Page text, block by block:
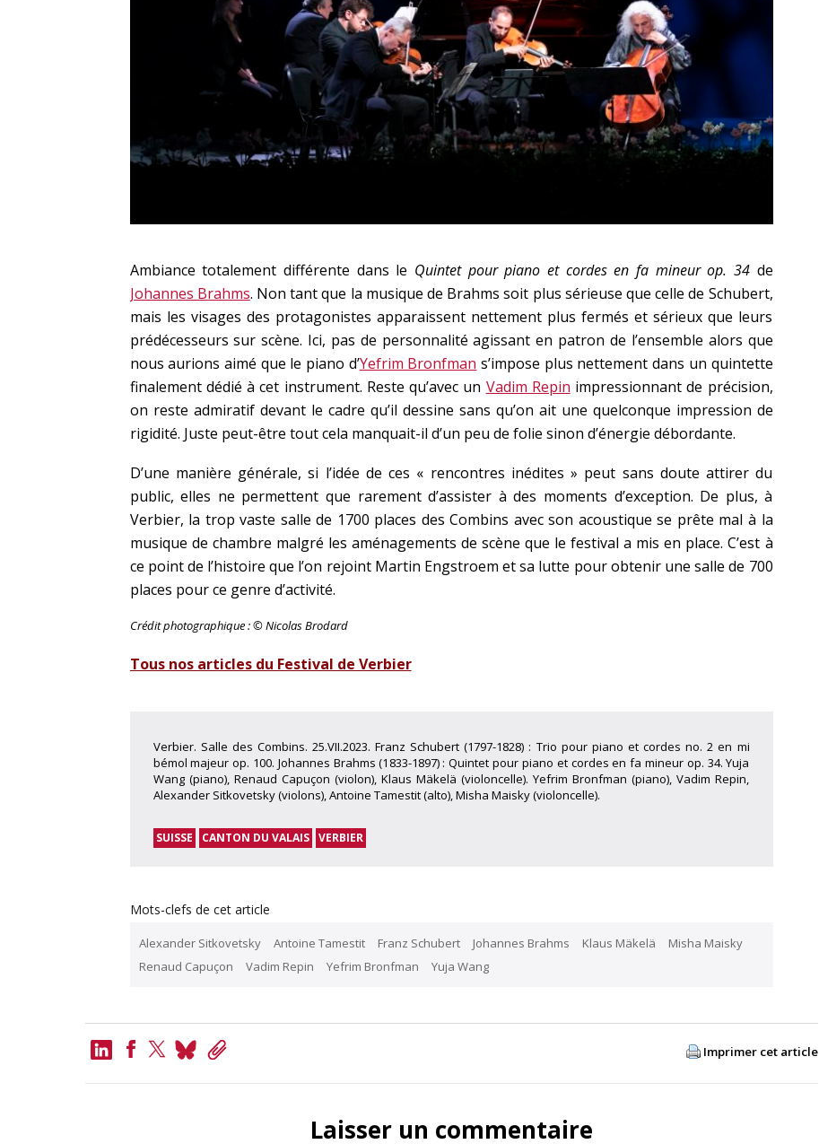
Ambiance totalement différente dans le Quintet pour piano et cordes en fa mineur op. 34de
Johannes Brahms. Non tant que la musique de Brahms soit plus sérieuse que celle de Schubert,
mais les visages des protagonistes apparaissent nettement plus fermés et sérieux que leurs
prédécesseurs sur scène. Ici, pas de personnalité agissant en patron de l’ensemble alors que
nous aurions aimé que le piano d’Yefrim Bronfman s’impose plus nettement dans un quintette
finalement dédié à cet instrument. Reste qu’avec un Vadim Repin impressionnant de précision,
on reste admiratif devant le cadre qu’il dessine sans qu’on ait une quelconque impression de
rigidité. Juste peut-être tout cela manquait-il d’un peu de folie sinon d’énergie débordante.
D’une manière générale, si l’idée de ces « rencontres inédites » peut sans doute attirer du
public, elles ne permettent que rarement d’assister à des moments d’exception. De plus, à
Verbier, la trop vaste salle de 1700 places des Combins avec son acoustique se prête mal à la
musique de chambre malgré les aménagements de scène que le festival a mis en place. C’est à
ce point de l’histoire que l’on rejoint Martin Engstroem et sa lutte pour obtenir une salle de 700
places pour ce genre d’activité.
Crédit photographique : © Nicolas Brodard
Tous nos articles du Festival de Verbier
Verbier. Salle des Combins. 25.VII.2023. Franz Schubert (1797-1828) : Trio pour piano et cordes no. 2 en mi
bémol majeur op. 100. Johannes Brahms (1833-1897) : Quintet pour piano et cordes en fa mineur op. 34. Yuja
Wang (piano), Renaud Capuçon (violon), Klaus Mäkelä (violoncelle). Yefrim Bronfman (piano), Vadim Repin,
Alexander Sitkovetsky (violons), Antoine Tamestit (alto), Misha Maisky (violoncelle).
SUISSE CANTON DU VALAIS VERBIER
Mots-clefs de cet article
Alexander Sitkovetsky Antoine Tamestit Franz Schubert Johannes Brahms Klaus Mäkelä
Misha Maisky
Renaud Capuçon
Vadim Repin Yefrim Bronfman Yuja Wang
LinkedIn
BlueskyCopy
Imprimer cet article
Laisser un commentaire